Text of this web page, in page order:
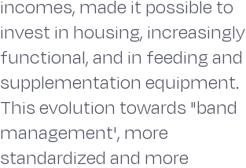
incomes, made it possible to
invest in housing, increasingly
functional, and in feeding and
supplementation equipment.
This evolution towards "band
management', more
standardized and more